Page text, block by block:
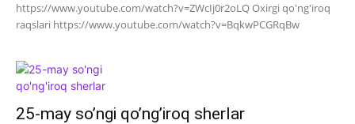
https://www.youtube.com/watch?v=ZWcIj0r2oLQ Oxirgi qo'ng'iroq
raqslari https://www.youtube.com/watch?v=BqkwPCGRqBw
25-may so’ngi qo’ng’iroq sherlar